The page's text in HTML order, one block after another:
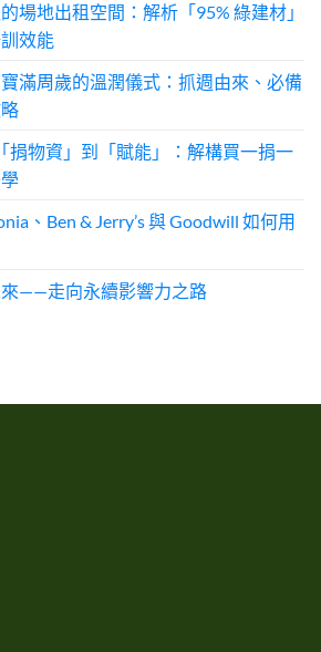
場地出租空間：解析「95% 綠建材」
效能
寶滿周歲的溫潤儀式：抓週由來、必備
捐物資」到「賦能」：解構買一捐一
、Ben & Jerry’s 與 Goodwill 如何用
——走向永續影響力之路